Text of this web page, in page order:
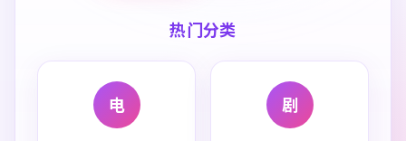
热门分类
电 剧